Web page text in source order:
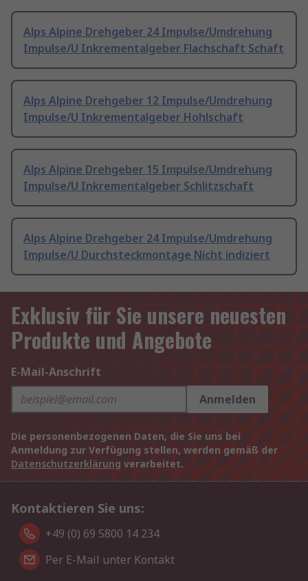
Alps Alpine Drehgeber 24 Impulse/Umdrehung
Impulse/U Inkrementalgeber Flachschaft Schaft
Alps Alpine Drehgeber 12 Impulse/Umdrehung
Impulse/U Inkrementalgeber Hohlschaft
Alps Alpine Drehgeber 15 Impulse/Umdrehung
Impulse/U Inkrementalgeber Schlitzschaft
Alps Alpine Drehgeber 24 Impulse/Umdrehung
Impulse/U Durchsteckmontage Nicht indiziert
Exklusiv für Sie unsere neuesten
Produkte und Angebote
E-Mail-Anschrift
Anmelden
Die personenbezogenen Daten, die Sie uns bei
Anmeldung zur Verfügung stellen, werden gemäß der
Datenschutzerklärung verarbeitet.
Kontaktieren Sie uns:
+49 (0) 69 5800 14 234
Per E-Mail unter Kontakt